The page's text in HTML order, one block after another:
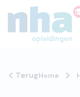
TerugHome